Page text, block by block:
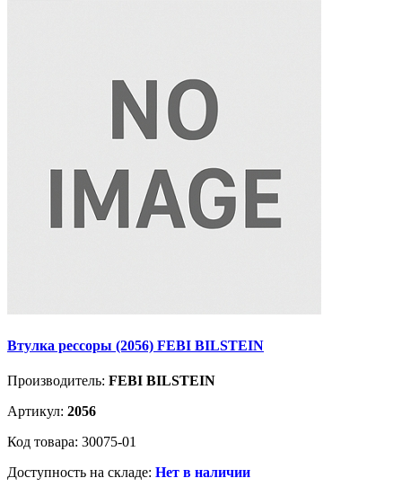
Втулка рессоры (2056) FEBI BILSTEIN
Производитель: FEBI BILSTEIN
Артикул: 2056
Код товара: 30075-01
Доступность на складе: Нет в наличии